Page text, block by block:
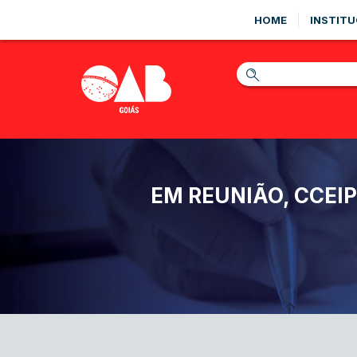
HOME
EM REUNIÃO,